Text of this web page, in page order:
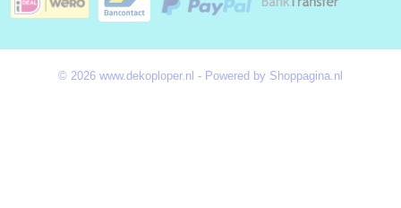
© 2026 www.dekoploper.nl - Powered by Shoppagina.nl